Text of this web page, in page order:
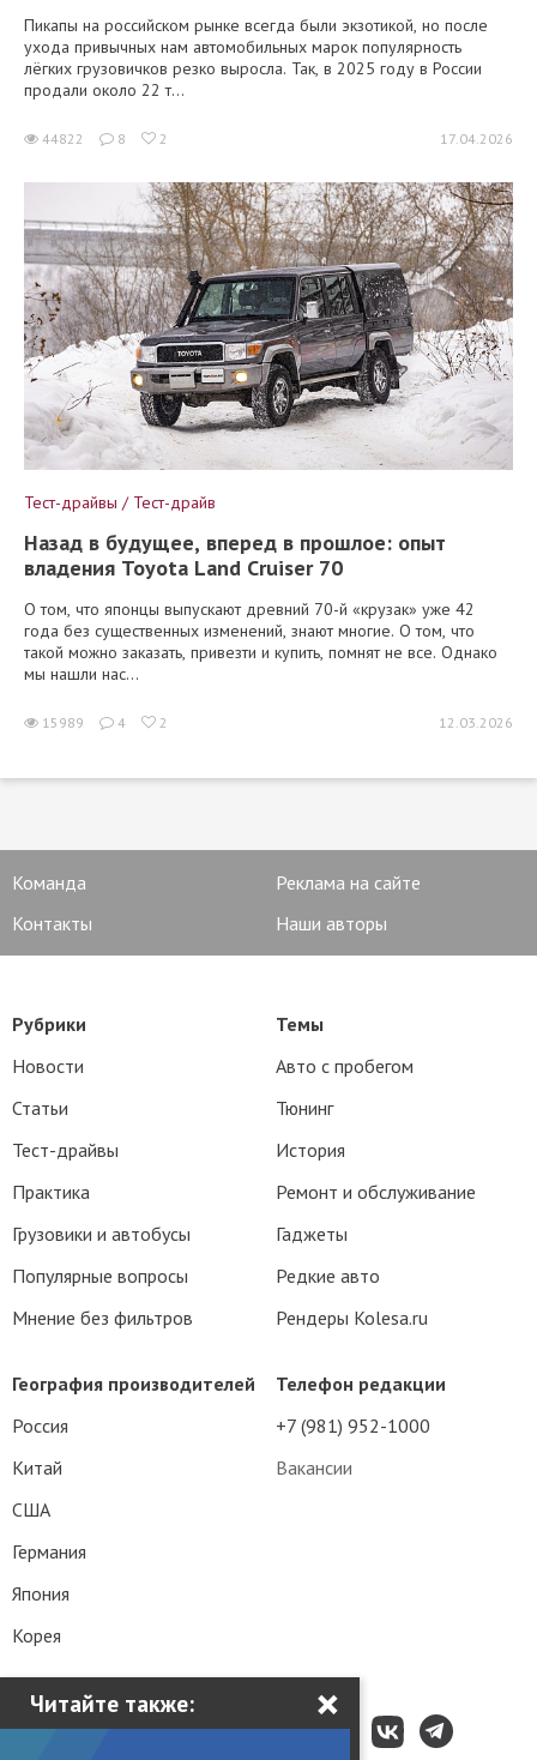
Читайте также: ×
Пикапы на российском рынке всегда были экзотикой, но после
ухода привычных нам автомобильных марок популярность
лёгких грузовичков резко выросла. Так, в 2025 году в России
продали около 22 т...
44822 8 2 17.04.2026
Тест-драйвы / Тест-драйв
Назад в будущее, вперед в прошлое: опыт
владения Toyota Land Cruiser 70
О том, что японцы выпускают древний 70-й «крузак» уже 42
года без существенных изменений, знают многие. О том, что
такой можно заказать, привезти и купить, помнят не все. Однако
мы нашли нас...
15989 4 2 12.03.2026
Команда
Реклама на сайте
Контакты
Наши авторы
Телефон редакции
+7 (981) 952-1000
Вакансии
Рубрики
Новости
Статьи
Тест-драйвы
Практика
Грузовики и автобусы
Популярные вопросы
Мнение без фильтров
Темы
Авто с пробегом
Тюнинг
История
Ремонт и обслуживание
Гаджеты
Редкие авто
Рендеры Kolesa.ru
География производителей
Россия
Китай
США
Германия
Япония
Корея